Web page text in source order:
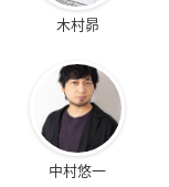
木村昴
中村悠一